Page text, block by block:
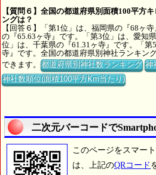
【質問６】全国の都道府県別面積100平方
ングは？
【回答６】「第1位」は、福岡県の『68ヶ
の『65.63ヶ寺』です。「第3位」は、愛知
位」は、千葉県の『61.31ヶ寺』です。「第
寺』です。全国の都道府県別神社ランキン
できます。都道府県別神社数ランキング 神
神社数順位(面積100平方Km当たり)
二次元バーコードで
このページをスマー
は、上記のQRコード